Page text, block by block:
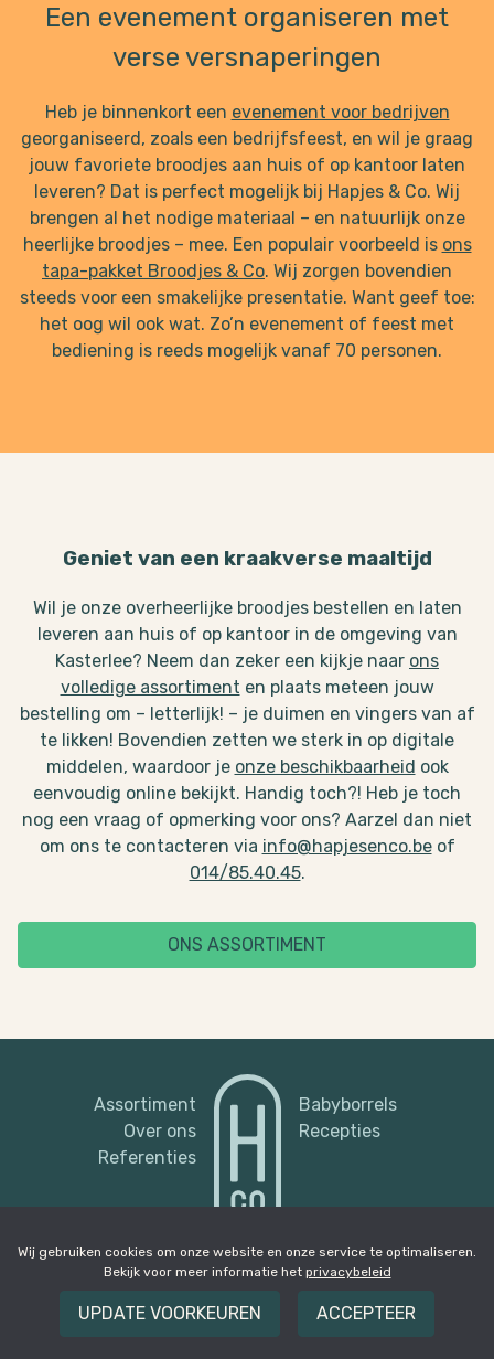
Een evenement organiseren met
verse versnaperingen
Heb je binnenkort een evenement voor bedrijven
georganiseerd, zoals een bedrijfsfeest, en wil je graag
jouw favoriete broodjes aan huis of op kantoor laten
leveren? Dat is perfect mogelijk bij Hapjes & Co. Wij
brengen al het nodige materiaal – en natuurlijk onze
heerlijke broodjes – mee. Een populair voorbeeld is ons
tapa-pakket Broodjes & Co. Wij zorgen bovendien
steeds voor een smakelijke presentatie. Want geef toe:
het oog wil ook wat. Zo’n evenement of feest met
bediening is reeds mogelijk vanaf 70 personen.
Geniet van een kraakverse maaltijd
Wil je onze overheerlijke broodjes bestellen en laten
leveren aan huis of op kantoor in de omgeving van
Kasterlee? Neem dan zeker een kijkje naar ons
volledige assortiment en plaats meteen jouw
bestelling om – letterlijk! – je duimen en vingers van af
te likken! Bovendien zetten we sterk in op digitale
middelen, waardoor je onze beschikbaarheid ook
eenvoudig online bekijkt. Handig toch?! Heb je toch
nog een vraag of opmerking voor ons? Aarzel dan niet
om ons te contacteren via info@hapjesenco.beof
014/85.40.45.
ONS ASSORTIMENT
Assortiment
Over ons
Referenties
Babyborrels
Recepties
wijzigen
Wij gebruiken cookies om onze website en onze service te optimaliseren.
Bekijk voor meer informatie het privacybeleid
UPDATE VOORKEUREN ACCEPTEER